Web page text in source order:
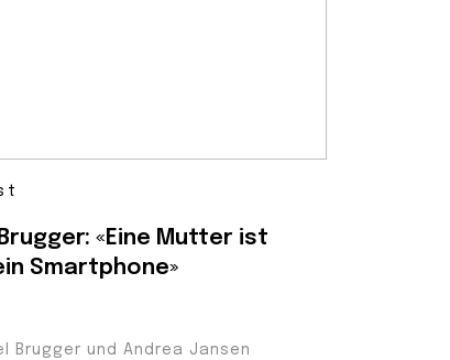
«Eine Mutter ist
Smartphone»
Brugger und Andrea Jansen